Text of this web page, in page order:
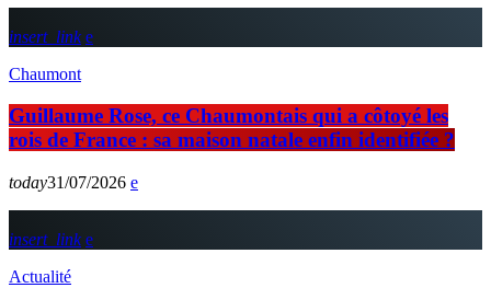
insert_link
Chaumont
Guillaume Rose, ce Chaumontais qui a côtoyé les
rois de France : sa maison natale enfin identifiée ?
today31/07/2026
insert_link
Actualité